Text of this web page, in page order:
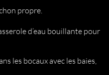
propre.
d’eau bouillante pour
les bocaux avec les baies,